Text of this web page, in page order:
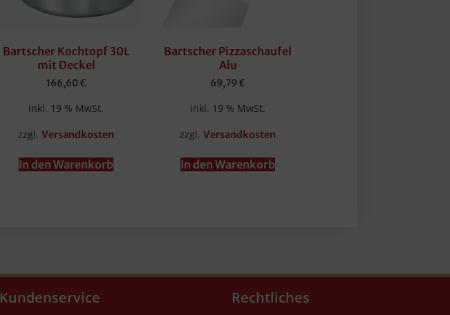
Bartscher Kochtopf 30L
mit Deckel
166,60 €
inkl. 19 % MwSt.
zzgl.Versandkosten
In den Warenkorb
Bartscher Pizzaschaufel
Alu
69,79 €
inkl. 19 % MwSt.
zzgl.Versandkosten
In den Warenkorb
Kundenservice Rechtliches